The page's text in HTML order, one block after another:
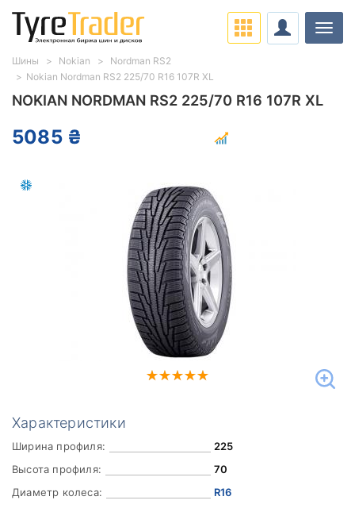
NOKIAN NORDMAN RS2 225/70 R16 107R XL
5085 ₴
Характеристики
Ширина профиля:
225
Высота профиля:
70
Диаметр колеса:
R16
Шины Nokian
Nordman RS2
Nokian Nordman RS2 225/70 R16 107R XL